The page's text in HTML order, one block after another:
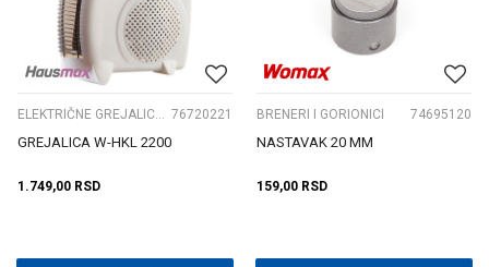
ELEKTRIČNE GREJALICE I PRIBOR 76720221
GREJALICA W-HKL 2200
1.749,00 RSD
BRENERI I GORIONICI 74695120
NASTAVAK 20 MM
159,00 RSD